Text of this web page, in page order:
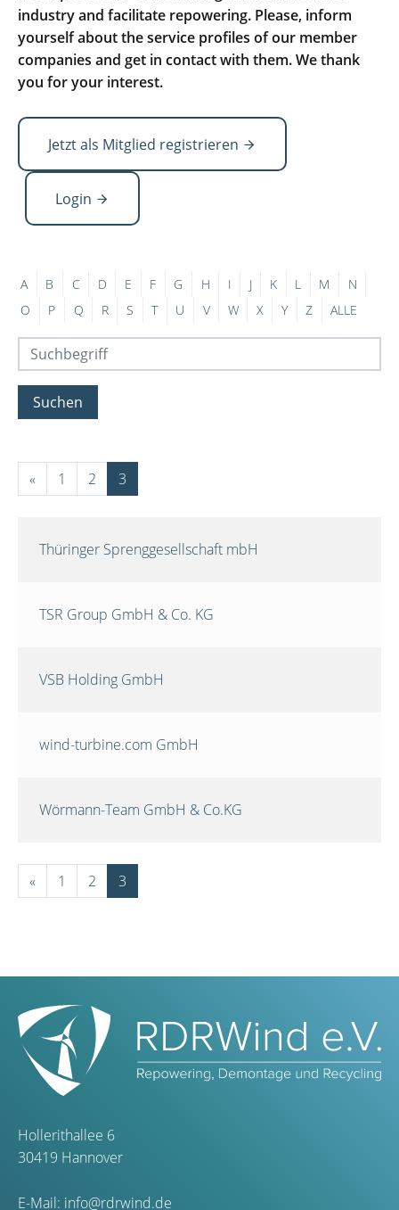
industry and facilitate repowering. Please, inform
yourself about the service profiles of our member
companies and get in contact with them. We thank
you for your interest.
Jetzt als Mitglied registrieren
Login
A B C D E F G H I J K L M
N
O
P Q R S T U V W X Y Z ALLE
Suchen
« 1 2 3
Thüringer Sprenggesellschaft mbH
TSR Group GmbH & Co. KG
VSB Holding GmbH
wind-turbine.com GmbH
Wörmann-Team GmbH & Co.KG
« 1 2 3
Hollerithallee 6
30419 Hannover
E-Mail: info@rdrwind.de